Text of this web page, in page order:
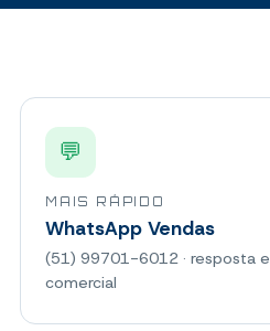
💬
MAIS RÁPIDO
WhatsApp Vendas
(51) 99701-6012 · resposta
comercial